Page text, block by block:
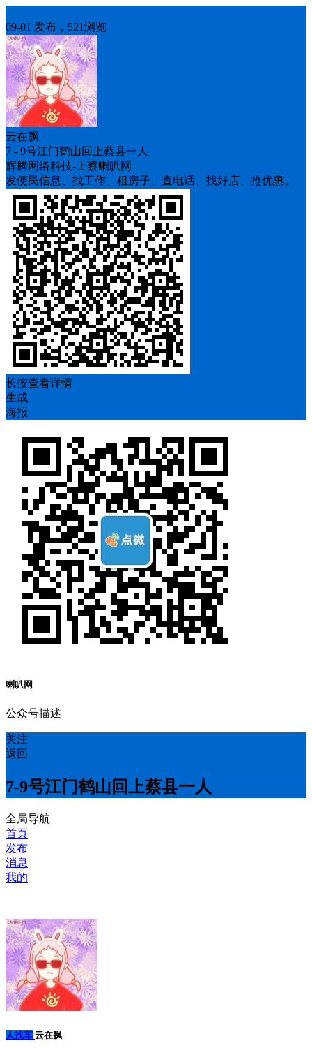
09-01 发布，521浏览
云在飘
7 - 9号江门鹤山回上蔡县一人
辉腾网络科技-上蔡喇叭网
发便民信息、找工作、租房子、查电话、找好店、抢优惠。
长按查看详情
生成
海报
喇叭网
公众号描述
关注
返回
7-9号江门鹤山回上蔡县一人
全局导航
首页
发布
消息
我的
人找车 云在飘